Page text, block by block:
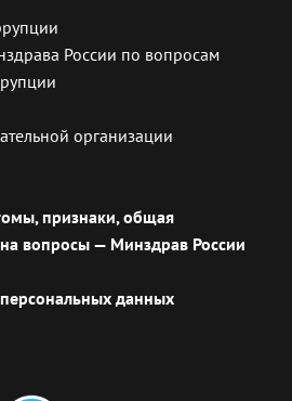
России по вопросам
организации
признаки, общая
вопросы — Минздрав России
данных